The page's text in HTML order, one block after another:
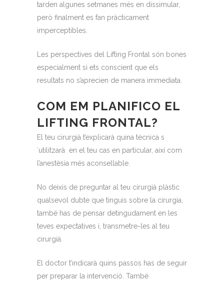
tarden algunes setmanes més en dissimular,
però finalment es fan pràcticament
imperceptibles.
Les perspectives del Lifting Frontal són bones
especialment si ets conscient que els
resultats no s’aprecien de manera immediata.
COM EM PLANIFICO EL
LIFTING FRONTAL?
El teu cirurgià t’explicarà quina tècnica s
´utilitzarà en el teu cas en particular, així com
l’anestèsia més aconsellable.
No deixis de preguntar al teu cirurgià plàstic
qualsevol dubte que tinguis sobre la cirurgia,
també has de pensar detingudament en les
teves expectatives i, transmetre-les al teu
cirurgià.
El doctor t’indicarà quins passos has de seguir
per preparar la intervenció. També